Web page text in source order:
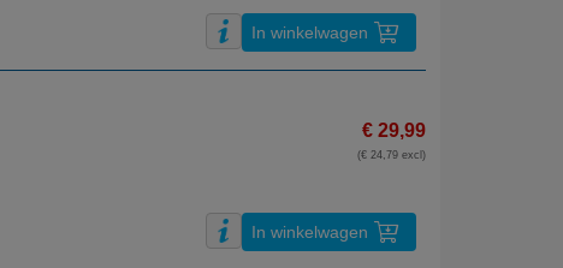
In winkelwagen
€ 29,99
(€ 24,79 excl)
In winkelwagen